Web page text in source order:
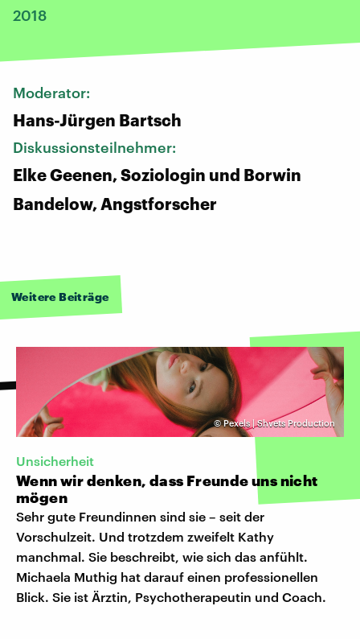
2018
Moderator:
Hans-Jürgen Bartsch
Diskussionsteilnehmer:
Elke Geenen, Soziologin und Borwin
Bandelow, Angstforscher
Weitere Beiträge
©Pexels | Shvets Production
Unsicherheit
Wenn wir denken, dass Freunde uns nicht
mögen
Sehr gute Freundinnen sind sie – seit der
Vorschulzeit. Und trotzdem zweifelt Kathy
manchmal. Sie beschreibt, wie sich das anfühlt.
Michaela Muthig hat darauf einen professionellen
Blick. Sie ist Ärztin, Psychotherapeutin und Coach.